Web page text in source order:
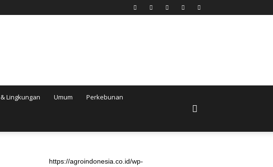
Lingkungan Umum Perkebunan
https://agroindonesia.co.id/wp-